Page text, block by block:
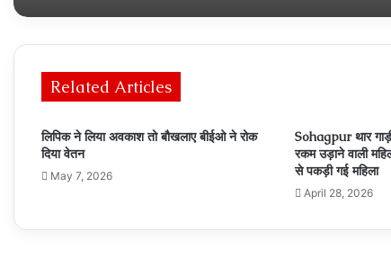
Related Articles
लिपिक ने लिया अवकाश तो बौखलाए बीईओ ने रोक
दिया वेतन
May 7, 2026
Sohagpur थार
रकम उड़ाने वाली
से पकड़ी गई महिला
April 28, 2026